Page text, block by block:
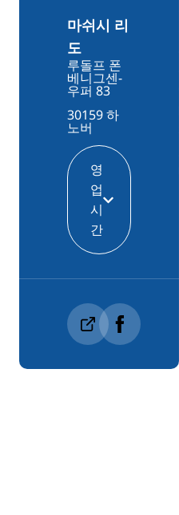
마쉬시 리
도
루돌프 폰
베니그센-
우퍼 83
30159 하
노버
영
업
시
간